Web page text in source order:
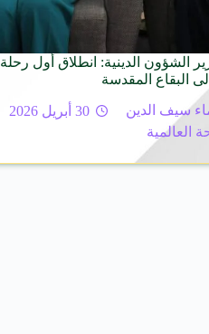
الشؤون الدينية: انطلاق أول رحلة
البقاع المقدسة
سيف الدين
30 أبريل 2026
العالمية